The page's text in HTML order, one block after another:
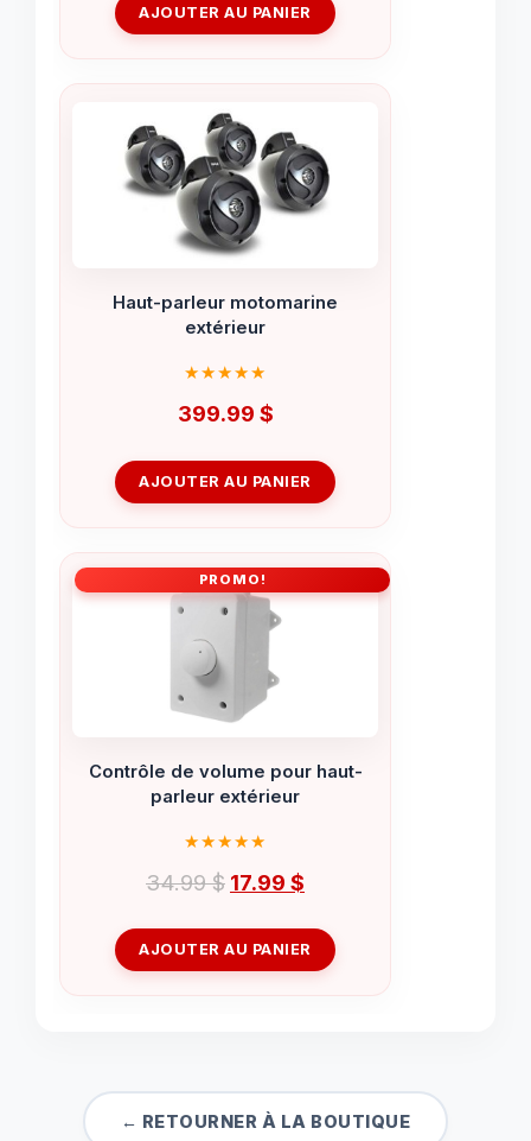
AJOUTER AU PANIER
Haut-parleur motomarine
extérieur
399.99 $
AJOUTER AU PANIER
PROMO!
Contrôle de volume pour haut-
parleur extérieur
34.99$ Le
initial
17.99 $
actuel
AJOUTER AU PANIER
← RETOURNER À LA BOUTIQUE